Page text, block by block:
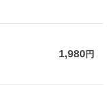
1,980円